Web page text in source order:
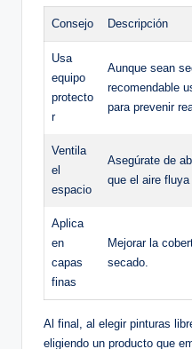
Consejo Descripción
Usa
equipo
protecto
r
Aunque sean
recomendable
para prevenir
Ventila
el
espacio
Asegúrate de
que el aire fluya
Aplica
en
capas
finas
Mejorar la
secado.
Al final, al elegir pinturas
eligiendo un producto que